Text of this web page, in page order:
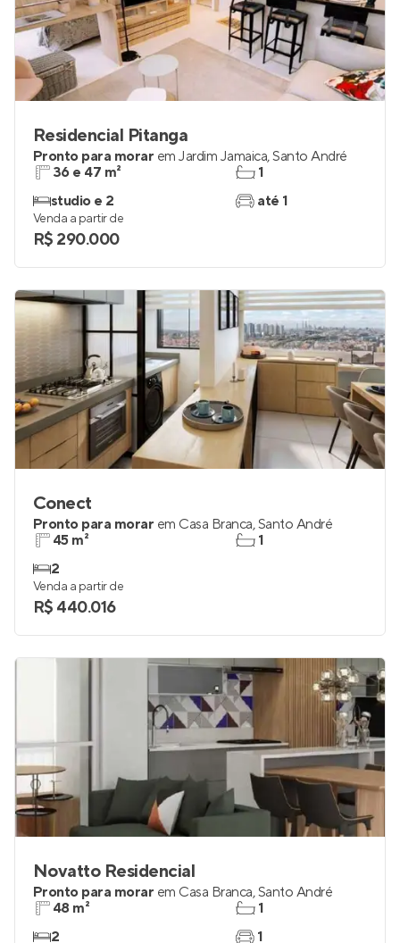
Residencial Pitanga
Pronto para morar em Jardim Jamaica,Santo André
36 e 47 m²
studio e 2
1
até 1
Venda a partir de
R$ 290.000
Conect
Pronto para morar em Casa Branca,Santo André
45 m²
2
1
Venda a partir de
R$ 440.016
Novatto Residencial
Pronto para morar em Casa Branca,Santo André
48 m²
2
1
1